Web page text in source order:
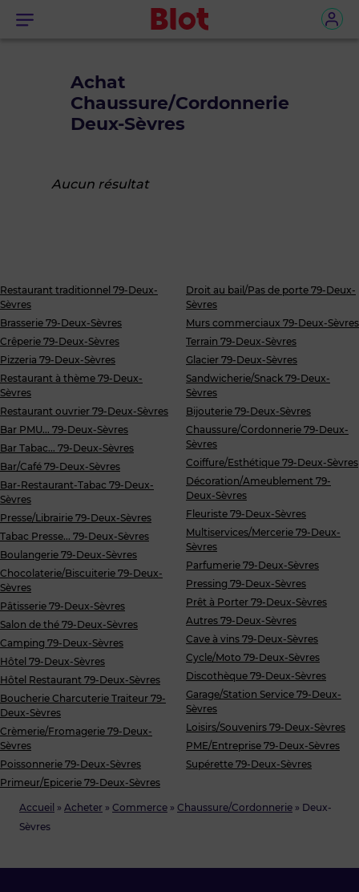
Menu
Accueil » Acheter » Commerce » Chaussure/Cordonnerie » Deux-
Sèvres
Achat
Chaussure/Cordonnerie
Deux-Sèvres
Aucun résultat
Restaurant traditionnel 79-Deux-
Sèvres
Brasserie 79-Deux-Sèvres
Crêperie 79-Deux-Sèvres
Pizzeria 79-Deux-Sèvres
Restaurant à thème 79-Deux-
Sèvres
Restaurant ouvrier 79-Deux-Sèvres
Bar PMU... 79-Deux-Sèvres
Bar Tabac... 79-Deux-Sèvres
Bar/Café 79-Deux-Sèvres
Bar-Restaurant-Tabac 79-Deux-
Sèvres
Presse/Librairie 79-Deux-Sèvres
Tabac Presse... 79-Deux-Sèvres
Boulangerie 79-Deux-Sèvres
Chocolaterie/Biscuiterie 79-Deux-
Sèvres
Pâtisserie 79-Deux-Sèvres
Salon de thé 79-Deux-Sèvres
Camping 79-Deux-Sèvres
Hôtel 79-Deux-Sèvres
Hôtel Restaurant 79-Deux-Sèvres
Boucherie Charcuterie Traiteur 79-
Deux-Sèvres
Crèmerie/Fromagerie 79-Deux-
Sèvres
Poissonnerie 79-Deux-Sèvres
Primeur/Epicerie 79-Deux-Sèvres
Droit au bail/Pas de porte 79-Deux-
Sèvres
Murs commerciaux 79-Deux-Sèvres
Terrain 79-Deux-Sèvres
Glacier 79-Deux-Sèvres
Sandwicherie/Snack 79-Deux-
Sèvres
Bijouterie 79-Deux-Sèvres
Chaussure/Cordonnerie 79-Deux-
Sèvres
Coiffure/Esthétique 79-Deux-Sèvres
Décoration/Ameublement 79-
Deux-Sèvres
Fleuriste 79-Deux-Sèvres
Multiservices/Mercerie 79-Deux-
Sèvres
Parfumerie 79-Deux-Sèvres
Pressing 79-Deux-Sèvres
Prêt à Porter 79-Deux-Sèvres
Autres 79-Deux-Sèvres
Cave à vins 79-Deux-Sèvres
Cycle/Moto 79-Deux-Sèvres
Discothèque 79-Deux-Sèvres
Garage/Station Service 79-Deux-
Sèvres
Loisirs/Souvenirs 79-Deux-Sèvres
PME/Entreprise 79-Deux-Sèvres
Supérette 79-Deux-Sèvres